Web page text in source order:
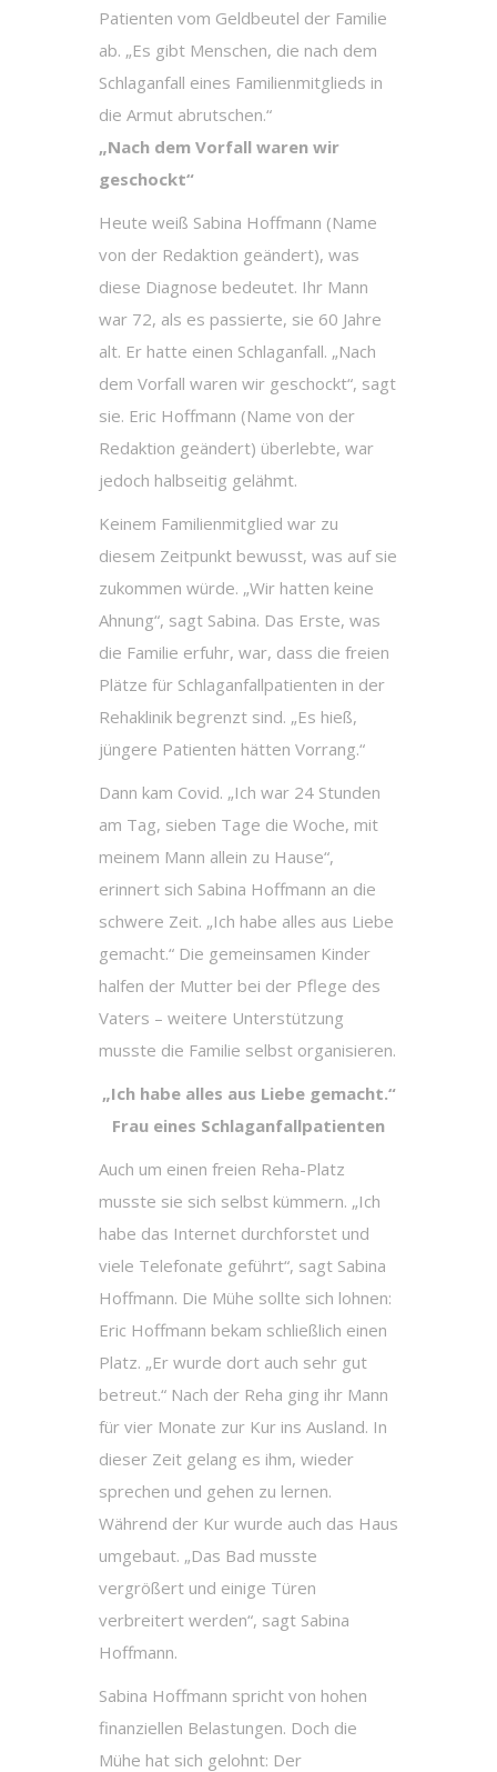
Patienten vom Geldbeutel der Familie
ab. „Es gibt Menschen, die nach dem
Schlaganfall eines Familienmitglieds in
die Armut abrutschen.“
„Nach dem Vorfall waren wir
geschockt“
Heute weiß Sabina Hoffmann (Name
von der Redaktion geändert), was
diese Diagnose bedeutet. Ihr Mann
war 72, als es passierte, sie 60 Jahre
alt. Er hatte einen Schlaganfall. „Nach
dem Vorfall waren wir geschockt“, sagt
sie. Eric Hoffmann (Name von der
Redaktion geändert) überlebte, war
jedoch halbseitig gelähmt.
Keinem Familienmitglied war zu
diesem Zeitpunkt bewusst, was auf sie
zukommen würde. „Wir hatten keine
Ahnung“, sagt Sabina. Das Erste, was
die Familie erfuhr, war, dass die freien
Plätze für Schlaganfallpatienten in der
Rehaklinik begrenzt sind. „Es hieß,
jüngere Patienten hätten Vorrang.“
Dann kam Covid. „Ich war 24 Stunden
am Tag, sieben Tage die Woche, mit
meinem Mann allein zu Hause“,
erinnert sich Sabina Hoffmann an die
schwere Zeit. „Ich habe alles aus Liebe
gemacht.“ Die gemeinsamen Kinder
halfen der Mutter bei der Pflege des
Vaters – weitere Unterstützung
musste die Familie selbst organisieren.
„Ich habe alles aus Liebe gemacht.“
Frau eines Schlaganfallpatienten
Auch um einen freien Reha-Platz
musste sie sich selbst kümmern. „Ich
habe das Internet durchforstet und
viele Telefonate geführt“, sagt Sabina
Hoffmann. Die Mühe sollte sich lohnen:
Eric Hoffmann bekam schließlich einen
Platz. „Er wurde dort auch sehr gut
betreut.“ Nach der Reha ging ihr Mann
für vier Monate zur Kur ins Ausland. In
dieser Zeit gelang es ihm, wieder
sprechen und gehen zu lernen.
Während der Kur wurde auch das Haus
umgebaut. „Das Bad musste
vergrößert und einige Türen
verbreitert werden“, sagt Sabina
Hoffmann.
Sabina Hoffmann spricht von hohen
finanziellen Belastungen. Doch die
Mühe hat sich gelohnt: Der